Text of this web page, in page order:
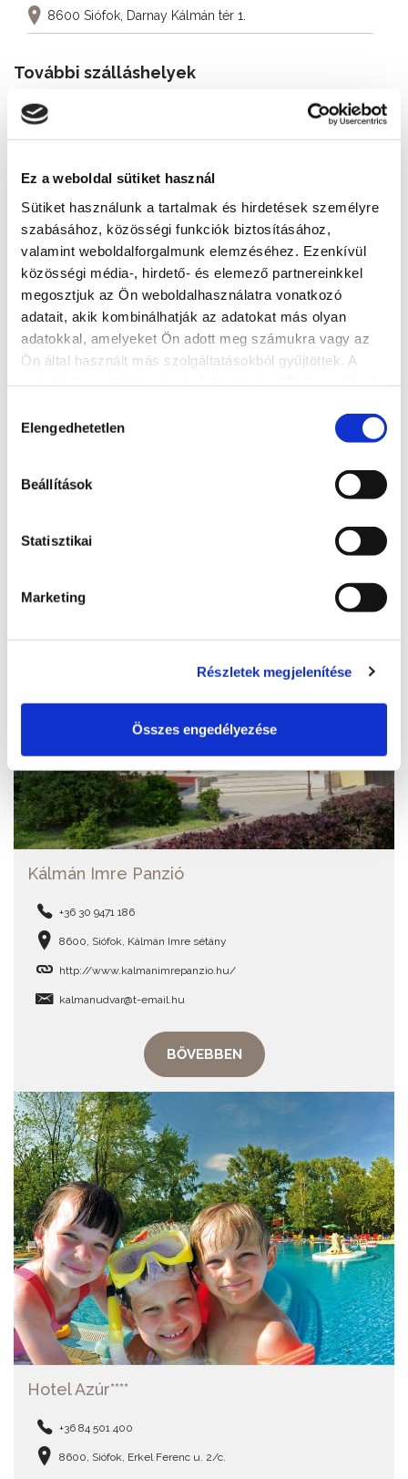
Ez a weboldal sütiket használ
Sütiket használunk a tartalmak és hirdetések személyre
szabásához, közösségi funkciók biztosításához,
valamint weboldalforgalmunk elemzéséhez. Ezenkívül
közösségi média-, hirdető- és elemező partnereinkkel
megosztjuk az Ön weboldalhasználatra vonatkozó
adatait, akik kombinálhatják az adatokat más olyan
adatokkal, amelyeket Ön adott meg számukra vagy az
Ön által használt más szolgáltatásokból gyűjtöttek. A
kiválasztása
Elengedhetetlen
Beállítások
Statisztikai
Marketing
Részletek megjelenítése
Összes engedélyezése
8600 Siófok, Darnay Kálmán tér 1.
További szálláshelyek
Aranypart kemping
8600, Siófok, Szent László utca 185.
reservation@aranypartcamping.hu
Kálmán Imre Panzió
+36 30 9471 186
8600, Siófok, Kálmán Imre sétány
http://www.kalmanimrepanzio.hu/
kalmanudvar@t-email.hu
BŐVEBBEN
Hotel Azúr****
+36 84 501 400
8600, Siófok, Erkel Ferenc u. 2/c.